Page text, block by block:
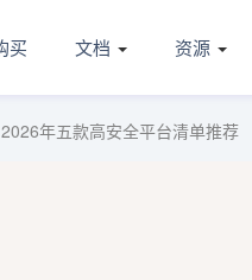
买 文档 资源
年五款高安全平台清单推荐